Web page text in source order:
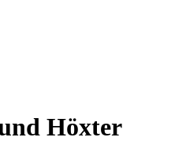
Höxter